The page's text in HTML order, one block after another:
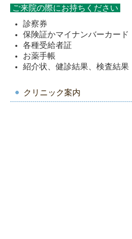
クリニック案内
ご来院の際にお持ちください
診察券
保険証かマイナンバーカード
各種受給者証
お薬手帳
紹介状、健診結果、検査結果